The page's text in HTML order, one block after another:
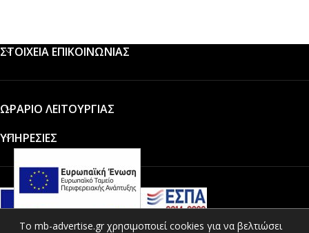
ΣΤΟΙΧΕΙΑ ΕΠΙΚΟΙΝΩΝΙΑΣ
ΩΡΑΡΙΟ ΛΕΙΤΟΥΡΓΙΑΣ
ΥΠΗΡΕΣΙΕΣ
To mb-advertise.gr χρησιμοποιεί cookies για να βελτιώσει